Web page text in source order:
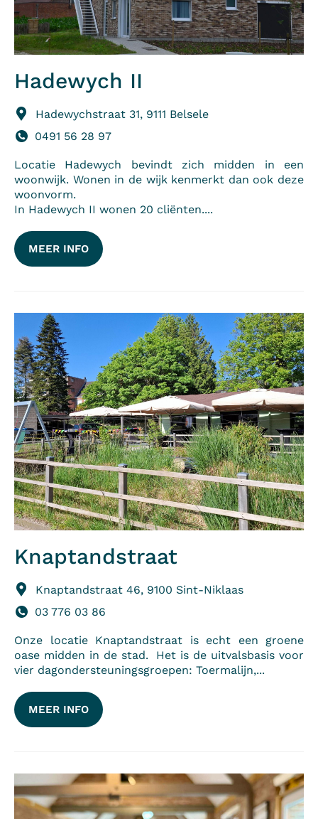
Hadewych II
Hadewychstraat 31, 9111 Belsele
0491 56 28 97
Locatie Hadewych bevindt zich midden in een
woonwijk. Wonen in de wijk kenmerkt dan ook deze
woonvorm.
In Hadewych II wonen 20 cliënten....
MEER INFO
Knaptandstraat
Knaptandstraat 46, 9100 Sint-Niklaas
03 776 03 86
Onze locatie Knaptandstraat is echt een groene
oase midden in de stad. Het is de uitvalsbasis voor
vier dagondersteuningsgroepen: Toermalijn,...
MEER INFO